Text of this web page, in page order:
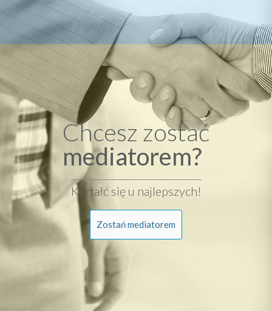
Chcesz zostać
mediatorem?
Kształć się u najlepszych!
Zostań mediatorem